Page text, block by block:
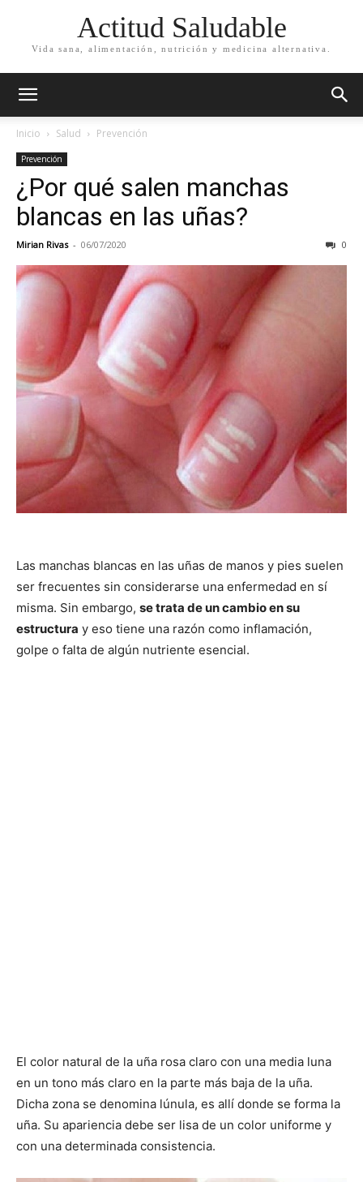
Actitud Saludable
Vida sana, alimentación, nutrición y medicina alternativa.
Inicio Salud Prevención
Prevención
¿Por qué salen manchas
blancas en las uñas?
Mirian Rivas - 06/07/2020 0
Las manchas blancas en las uñas de manos y pies suelen
ser frecuentes sin considerarse una enfermedad en sí
misma. Sin embargo, se trata de un cambio en su
estructura y eso tiene una razón como inflamación,
golpe o falta de algún nutriente esencial.
El color natural de la uña rosa claro con una media luna
en un tono más claro en la parte más baja de la uña.
Dicha zona se denomina lúnula, es allí donde se forma la
uña. Su apariencia debe ser lisa de un color uniforme y
con una determinada consistencia.